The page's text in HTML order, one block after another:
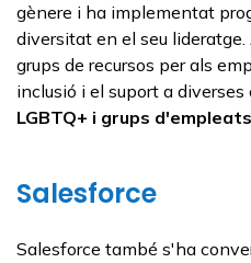
gènere i ha implementat
diversitat en el seu
grups de recursos per als
inclusió i el suport a
LGBTQ+ i grups
Salesforce
Salesforce també s'ha